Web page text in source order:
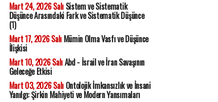
Mart 24, 2026 SalıSistem ve Sistematik
Düşünce Arasındaki Fark ve Sistematik Düşünce
(1)
Mart 17, 2026 SalıMümin Olma Vasfı ve Düşünce
İlişkisi
Mart 10, 2026 SalıAbd - İsrail ve İran Savaşının
Geleceğe Etkisi
Mart 03, 2026 SalıOntolojik İmkansızlık ve İnsani
Yanılgı: Şirkin Mahiyeti ve Modern Yansımaları